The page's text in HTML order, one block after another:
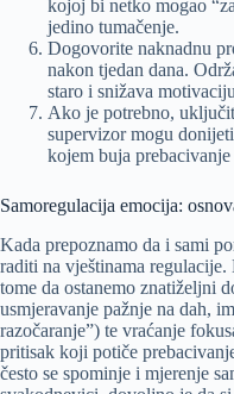
kojoj bi netko mogao
jedino tumačenje.
Dogovorite naknadnu
nakon tjedan dana.
staro i snižava
Ako je potrebno,
supervizor mogu
kojem buja
Samoregulacija emocija:
Kada prepoznamo da i sami
raditi na vještinama regulacije.
tome da ostanemo znatiželjni
usmjeravanje pažnje na dah,
razočaranje”) te vraćanje
pritisak koji potiče
često se spominje i mjerenje